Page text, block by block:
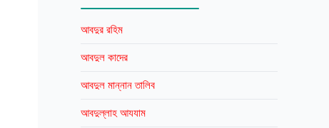
আবদুর রহিম
আবদুল কাদের
আবদুল মান্নান তালিব
আবদুল্লাহ আযযাম